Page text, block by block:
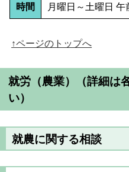
時間 月曜日～土曜日
↑ページのトップへ
就労（農業）
（詳細は
い）
就農に関する相談